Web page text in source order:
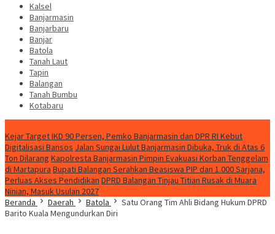
Kalsel
Banjarmasin
Banjarbaru
Banjar
Batola
Tanah Laut
Tapin
Balangan
Tanah Bumbu
Kotabaru
Kejar Target IKD 90 Persen, Pemko Banjarmasin dan DPR RI Kebut
Digitalisasi Bansos Jalan Sungai Lulut Banjarmasin Dibuka, Truk di Atas 6
Ton Dilarang Kapolresta Banjarmasin Pimpin Evakuasi Korban Tenggelam
di Martapura Bupati Balangan Serahkan Beasiswa PIP dan 1.000 Sarjana,
Perluas Akses Pendidikan DPRD Balangan Tinjau Titian Rusak di Muara
Ninian, Masuk Usulan 2027
Beranda
Daerah Batola
Satu Orang Tim Ahli Bidang Hukum DPRD
Barito Kuala Mengundurkan Diri